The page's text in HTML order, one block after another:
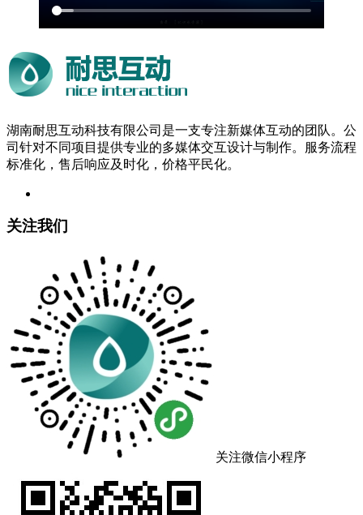
湖南耐思互动科技有限公司是一支专注新媒体互动的团队。公
司针对不同项目提供专业的多媒体交互设计与制作。服务流程
标准化，售后响应及时化，价格平民化。
关注我们
关注微信小程序